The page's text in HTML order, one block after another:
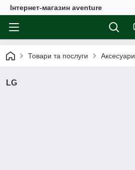
Інтернет-магазин aventure
Товари та послуги Аксесуари
LG